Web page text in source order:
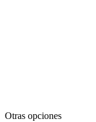
Otras opciones